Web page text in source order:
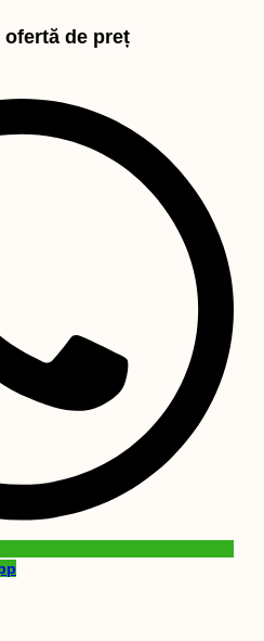
de preț